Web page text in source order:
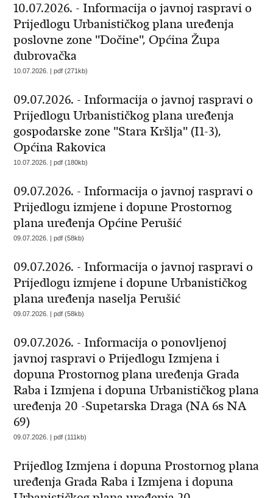
10.07.2026. - Informacija o javnoj raspravi o
Prijedlogu Urbanističkog plana uređenja
poslovne zone ''Dočine'', Općina Župa
dubrovačka
10.07.2026. | pdf (271kb)
09.07.2026. - Informacija o javnoj raspravi o
Prijedlogu Urbanističkog plana uređenja
gospodarske zone ''Stara Kršlja'' (I1-3),
Općina Rakovica
10.07.2026. | pdf (180kb)
09.07.2026. - Informacija o javnoj raspravi o
Prijedlogu izmjene i dopune Prostornog
plana uređenja Općine Perušić
09.07.2026. | pdf (58kb)
09.07.2026. - Informacija o javnoj raspravi o
Prijedlogu izmjene i dopune Urbanističkog
plana uređenja naselja Perušić
09.07.2026. | pdf (58kb)
09.07.2026. - Informacija o ponovljenoj
javnoj raspravi o Prijedlogu Izmjena i
dopuna Prostornog plana uređenja Grada
Raba i Izmjena i dopuna Urbanističkog plana
uređenja 20 -Supetarska Draga (NA 6s NA
69)
09.07.2026. | pdf (111kb)
Prijedlog Izmjena i dopuna Prostornog plana
uređenja Grada Raba i Izmjena i dopuna